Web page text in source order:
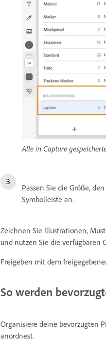
Alle in Capture
Passen Sie die Größe,
Symbolleiste an.
Zeichnen Sie Illustrationen,
und nutzen Sie die verfügbaren
Freigeben mit dem
So werden
Organisiere deine bevorzugten
anordnest.